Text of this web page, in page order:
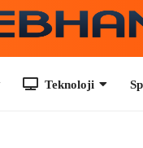
Teknoloji